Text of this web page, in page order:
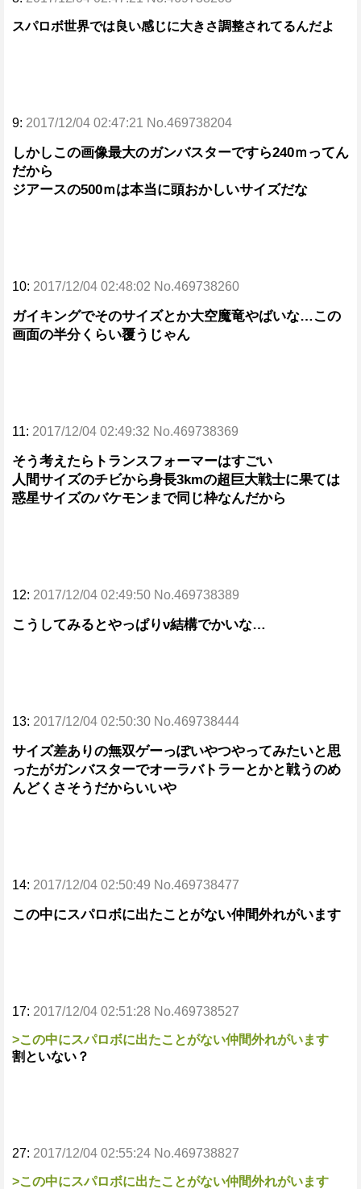
スパロボ世界では良い感じに大きさ調整されてるんだよ
9: 2017/12/04 02:47:21 No.469738204
しかしこの画像最大のガンバスターですら240ｍってん
だから
ジアースの500ｍは本当に頭おかしいサイズだな
10: 2017/12/04 02:48:02 No.469738260
ガイキングでそのサイズとか大空魔竜やばいな…この
画面の半分くらい覆うじゃん
11: 2017/12/04 02:49:32 No.469738369
そう考えたらトランスフォーマーはすごい
人間サイズのチビから身長3kmの超巨大戦士に果ては
惑星サイズのバケモンまで同じ枠なんだから
12: 2017/12/04 02:49:50 No.469738389
こうしてみるとやっぱりν結構でかいな…
13: 2017/12/04 02:50:30 No.469738444
サイズ差ありの無双ゲーっぽいやつやってみたいと思
ったがガンバスターでオーラバトラーとかと戦うのめ
んどくさそうだからいいや
14: 2017/12/04 02:50:49 No.469738477
この中にスパロボに出たことがない仲間外れがいます
17: 2017/12/04 02:51:28 No.469738527
>この中にスパロボに出たことがない仲間外れがいます
割といない？
27: 2017/12/04 02:55:24 No.469738827
>この中にスパロボに出たことがない仲間外れがいます